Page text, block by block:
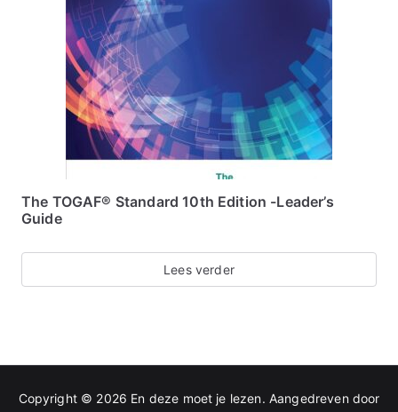
The TOGAF® Standard 10th Edition -Leader’s
Guide
Lees verder
Copyright © 2026 En deze moet je lezen. Aangedreven door